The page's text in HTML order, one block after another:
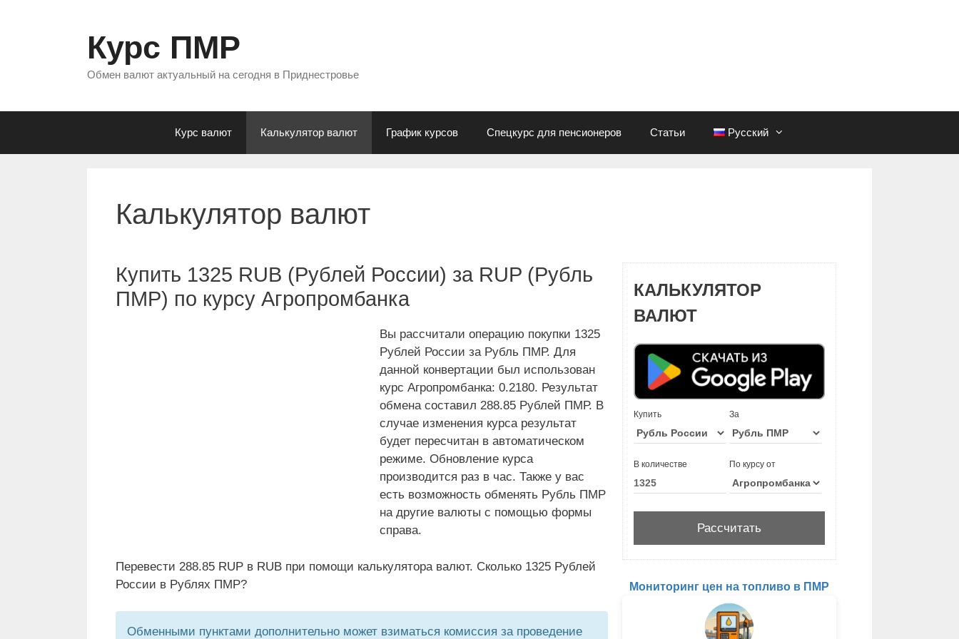
Курс ПМР
Обмен валют актуальный на сегодня в Приднестровье
Курс валют Калькулятор валют График курсов Спецкурс для пенсионеров Статьи Русский
Калькулятор валют
Купить 1325 RUB (Рублей России) за RUP (Рубль
ПМР) по курсу Агропромбанка
Вы рассчитали операцию покупки 1325
Рублей России за Рубль ПМР. Для
данной конвертации был использован
курс Агропромбанка: 0.2180. Результат
обмена составил 288.85 Рублей ПМР. В
случае изменения курса результат
будет пересчитан в автоматическом
режиме. Обновление курса
производится раз в час. Также у вас
есть возможность обменять Рубль ПМР
на другие валюты с помощью формы
справа.
Перевести 288.85 RUP в RUB при помощи калькулятора валют. Сколько 1325 Рублей
России в Рублях ПМР?
Обменными пунктами дополнительно может взиматься комиссия за проведение
КАЛЬКУЛЯТОР
ВАЛЮТ
Купить За
В количестве По курсу от
Мониторинг цен на топливо в ПМР